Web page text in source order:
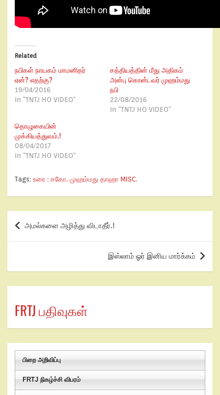
Related
நபிகள் நாயகம் மாமனிதர்
ஏன்? எதற்கு?
19/04/2016
In "TNTJ HO VIDEO"
சத்தியத்தின் மீது அதிகம்
அன்பு கொன்டவர் முஹம்மது
நபி
22/08/2016
In "TNTJ HO VIDEO"
தொழுகையின்
முக்கியத்துவம்.!
08/04/2017
In "TNTJ HO VIDEO"
Tags: உரை : சகோ. முஹம்மது தாஹா MISC.
அமல்களை அழித்து விடாதீர்.!
இஸ்லாம் ஓர் இனிய மார்க்கம்
FRTJ பதிவுகள்
பிறை அறிவிப்பு
FRTJ நிகழ்ச்சி விபரம்